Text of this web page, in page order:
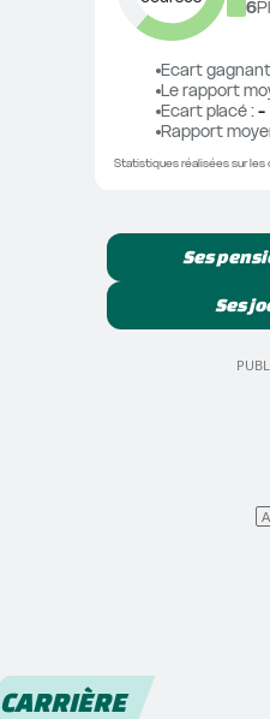
6
Ecart gagnant
Le rapport
Ecart placé : -
Rapport
Statistiques réalisées sur les
Ses
Ses
CARRIÈRE